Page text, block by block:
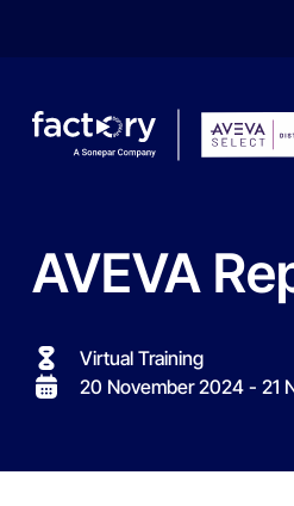
Wonach suchst du ?
AVEVA
Virtual Training
20 November 2024 - 21